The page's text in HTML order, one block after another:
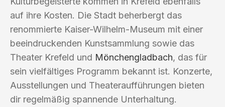
auf ihre Kosten. Die Stadt beherbergt das
renommierte Kaiser-Wilhelm-Museum mit einer
beeindruckenden Kunstsammlung sowie das
Theater Krefeld und Mönchengladbach, das für
sein vielfältiges Programm bekannt ist. Konzerte,
Ausstellungen und Theateraufführungen bieten
dir regelmäßig spannende Unterhaltung.